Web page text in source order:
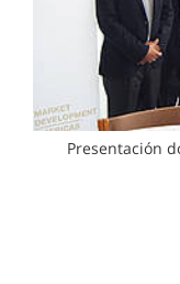
Presentación